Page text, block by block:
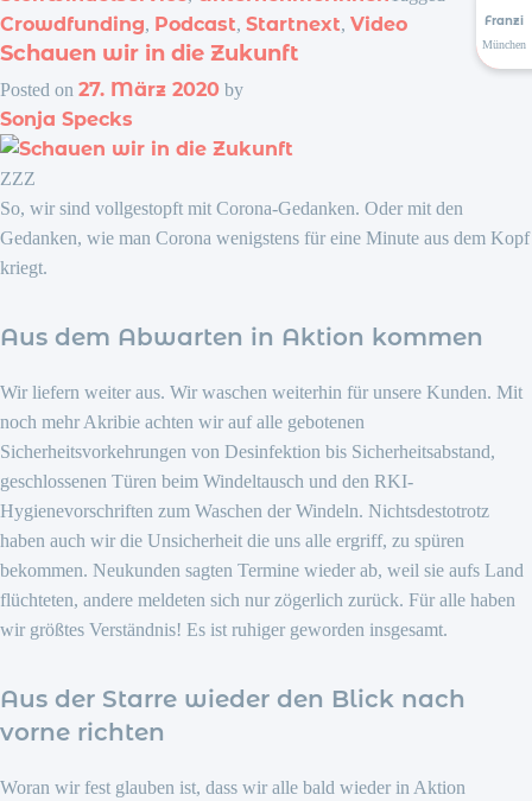
Franzi
München
Crowdfunding, Podcast, Startnext, Video
Schauen wir in die Zukunft
Posted on 27. März 2020 by
Sonja Specks
ZZZ
So, wir sind vollgestopft mit Corona-Gedanken. Oder mit den
Gedanken, wie man Corona wenigstens für eine Minute aus dem Kopf
kriegt.
Aus dem Abwarten in Aktion kommen
Wir liefern weiter aus. Wir waschen weiterhin für unsere Kunden. Mit
noch mehr Akribie achten wir auf alle gebotenen
Sicherheitsvorkehrungen von Desinfektion bis Sicherheitsabstand,
geschlossenen Türen beim Windeltausch und den RKI-
Hygienevorschriften zum Waschen der Windeln. Nichtsdestotrotz
haben auch wir die Unsicherheit die uns alle ergriff, zu spüren
bekommen. Neukunden sagten Termine wieder ab, weil sie aufs Land
flüchteten, andere meldeten sich nur zögerlich zurück. Für alle haben
wir größtes Verständnis! Es ist ruhiger geworden insgesamt.
Aus der Starre wieder den Blick nach
vorne richten
Woran wir fest glauben ist, dass wir alle bald wieder in Aktion